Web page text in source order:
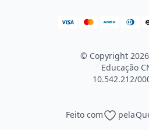
© Copyright
Educação
10.542.212/
Feito com pela